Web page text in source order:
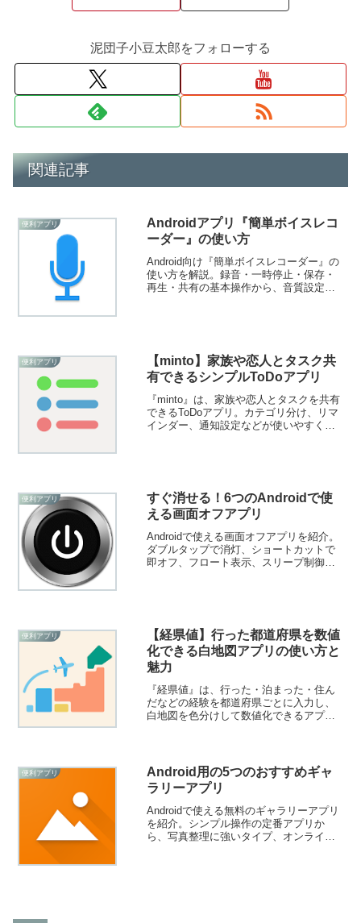
泥団子小豆太郎をフォローする
関連記事
便利アプリ
Androidアプリ『簡単ボイスレコ
ーダー』の使い方
Android向け『簡単ボイスレコーダー』の
使い方を解説。録音・一時停止・保存・
再生・共有の基本操作から、音質設定や
便利アプリ
【minto】家族や恋人とタスク共
有できるシンプルToDoアプリ
『minto』は、家族や恋人とタスクを共有
できるToDoアプリ。カテゴリ分け、リマ
インダー、通知設定などが使いやすく、
便利アプリ
すぐ消せる！6つのAndroidで使
える画面オフアプリ
Androidで使える画面オフアプリを紹介。
ダブルタップで消灯、ショートカットで
即オフ、フロート表示、スリープ制御、
便利アプリ
【経県値】行った都道府県を数値
化できる白地図アプリの使い方と
魅力
『経県値』は、行った・泊まった・住ん
だなどの経験を都道府県ごとに入力し、
白地図を色分けして数値化できるアプ
便利アプリ
Android用の5つのおすすめギャ
ラリーアプリ
Androidで使える無料のギャラリーアプリ
を紹介。シンプル操作の定番アプリか
ら、写真整理に強いタイプ、オンライン